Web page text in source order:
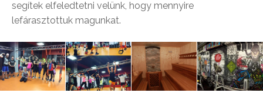
segítek elfeledtetni velünk, hogy mennyire
lefárasztottuk magunkat.